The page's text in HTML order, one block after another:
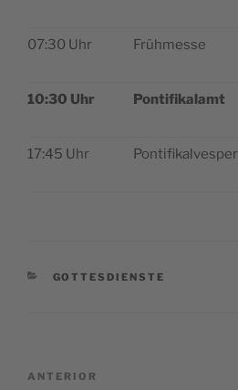
07:30 Uhr Früh­mes­se
10:30 Uhr Pon­ti­fi­ka­lamt
17:45 Uhr Pon­ti­fi­kal­ves­per
CATEGORÍAS
GOTTESDIENSTE
Entrada
ANTERIOR